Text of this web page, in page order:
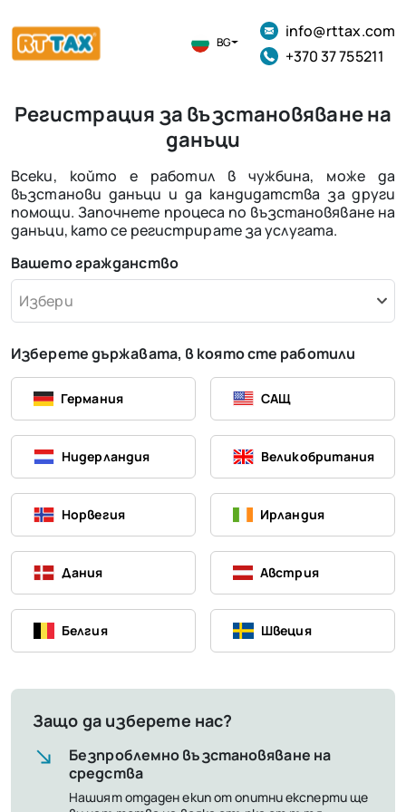
BG
info@rttax.com
+370 37 755211
Регистрация за възстановяване на
данъци
Всеки, който е работил в чужбина, може да
възстанови данъци и да кандидатства за други
помощи. Започнете процеса по възстановяване на
данъци, като се регистрирате за услугата.
Вашето гражданство
Избери
Изберете държавата, в която сте работили
Германия САЩ
Нидерландия Великобритания
Норвегия Ирландия
Дания Австрия
Белгия Швеция
Защо да изберете нас?
Безпроблемно възстановяване на
средства
Нашият отдаден екип от опитни експерти ще